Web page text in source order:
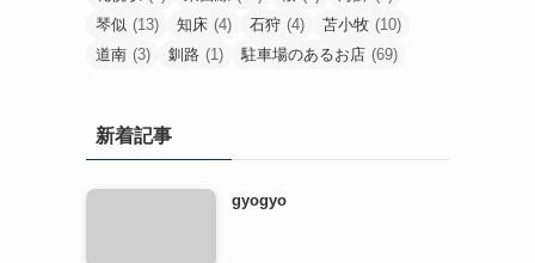
琴似 (13) 知床 (4) 石狩 (4) 苫小牧 (10)
道南 (3) 釧路 (1) 駐車場のあるお店 (69)
新着記事
gyogyo